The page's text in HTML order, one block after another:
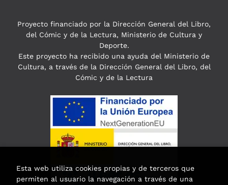
Proyecto financiado por la Dirección General del Libro,
del Cómic y de la Lectura, Ministerio de Cultura y
Deporte.
Este proyecto ha recibido una ayuda del Ministerio de
Cultura, a través de la Dirección General del Libro, del
Cómic y de la Lectura
Esta web utiliza cookies propias y de terceros que
permiten al usuario la navegación a través de una